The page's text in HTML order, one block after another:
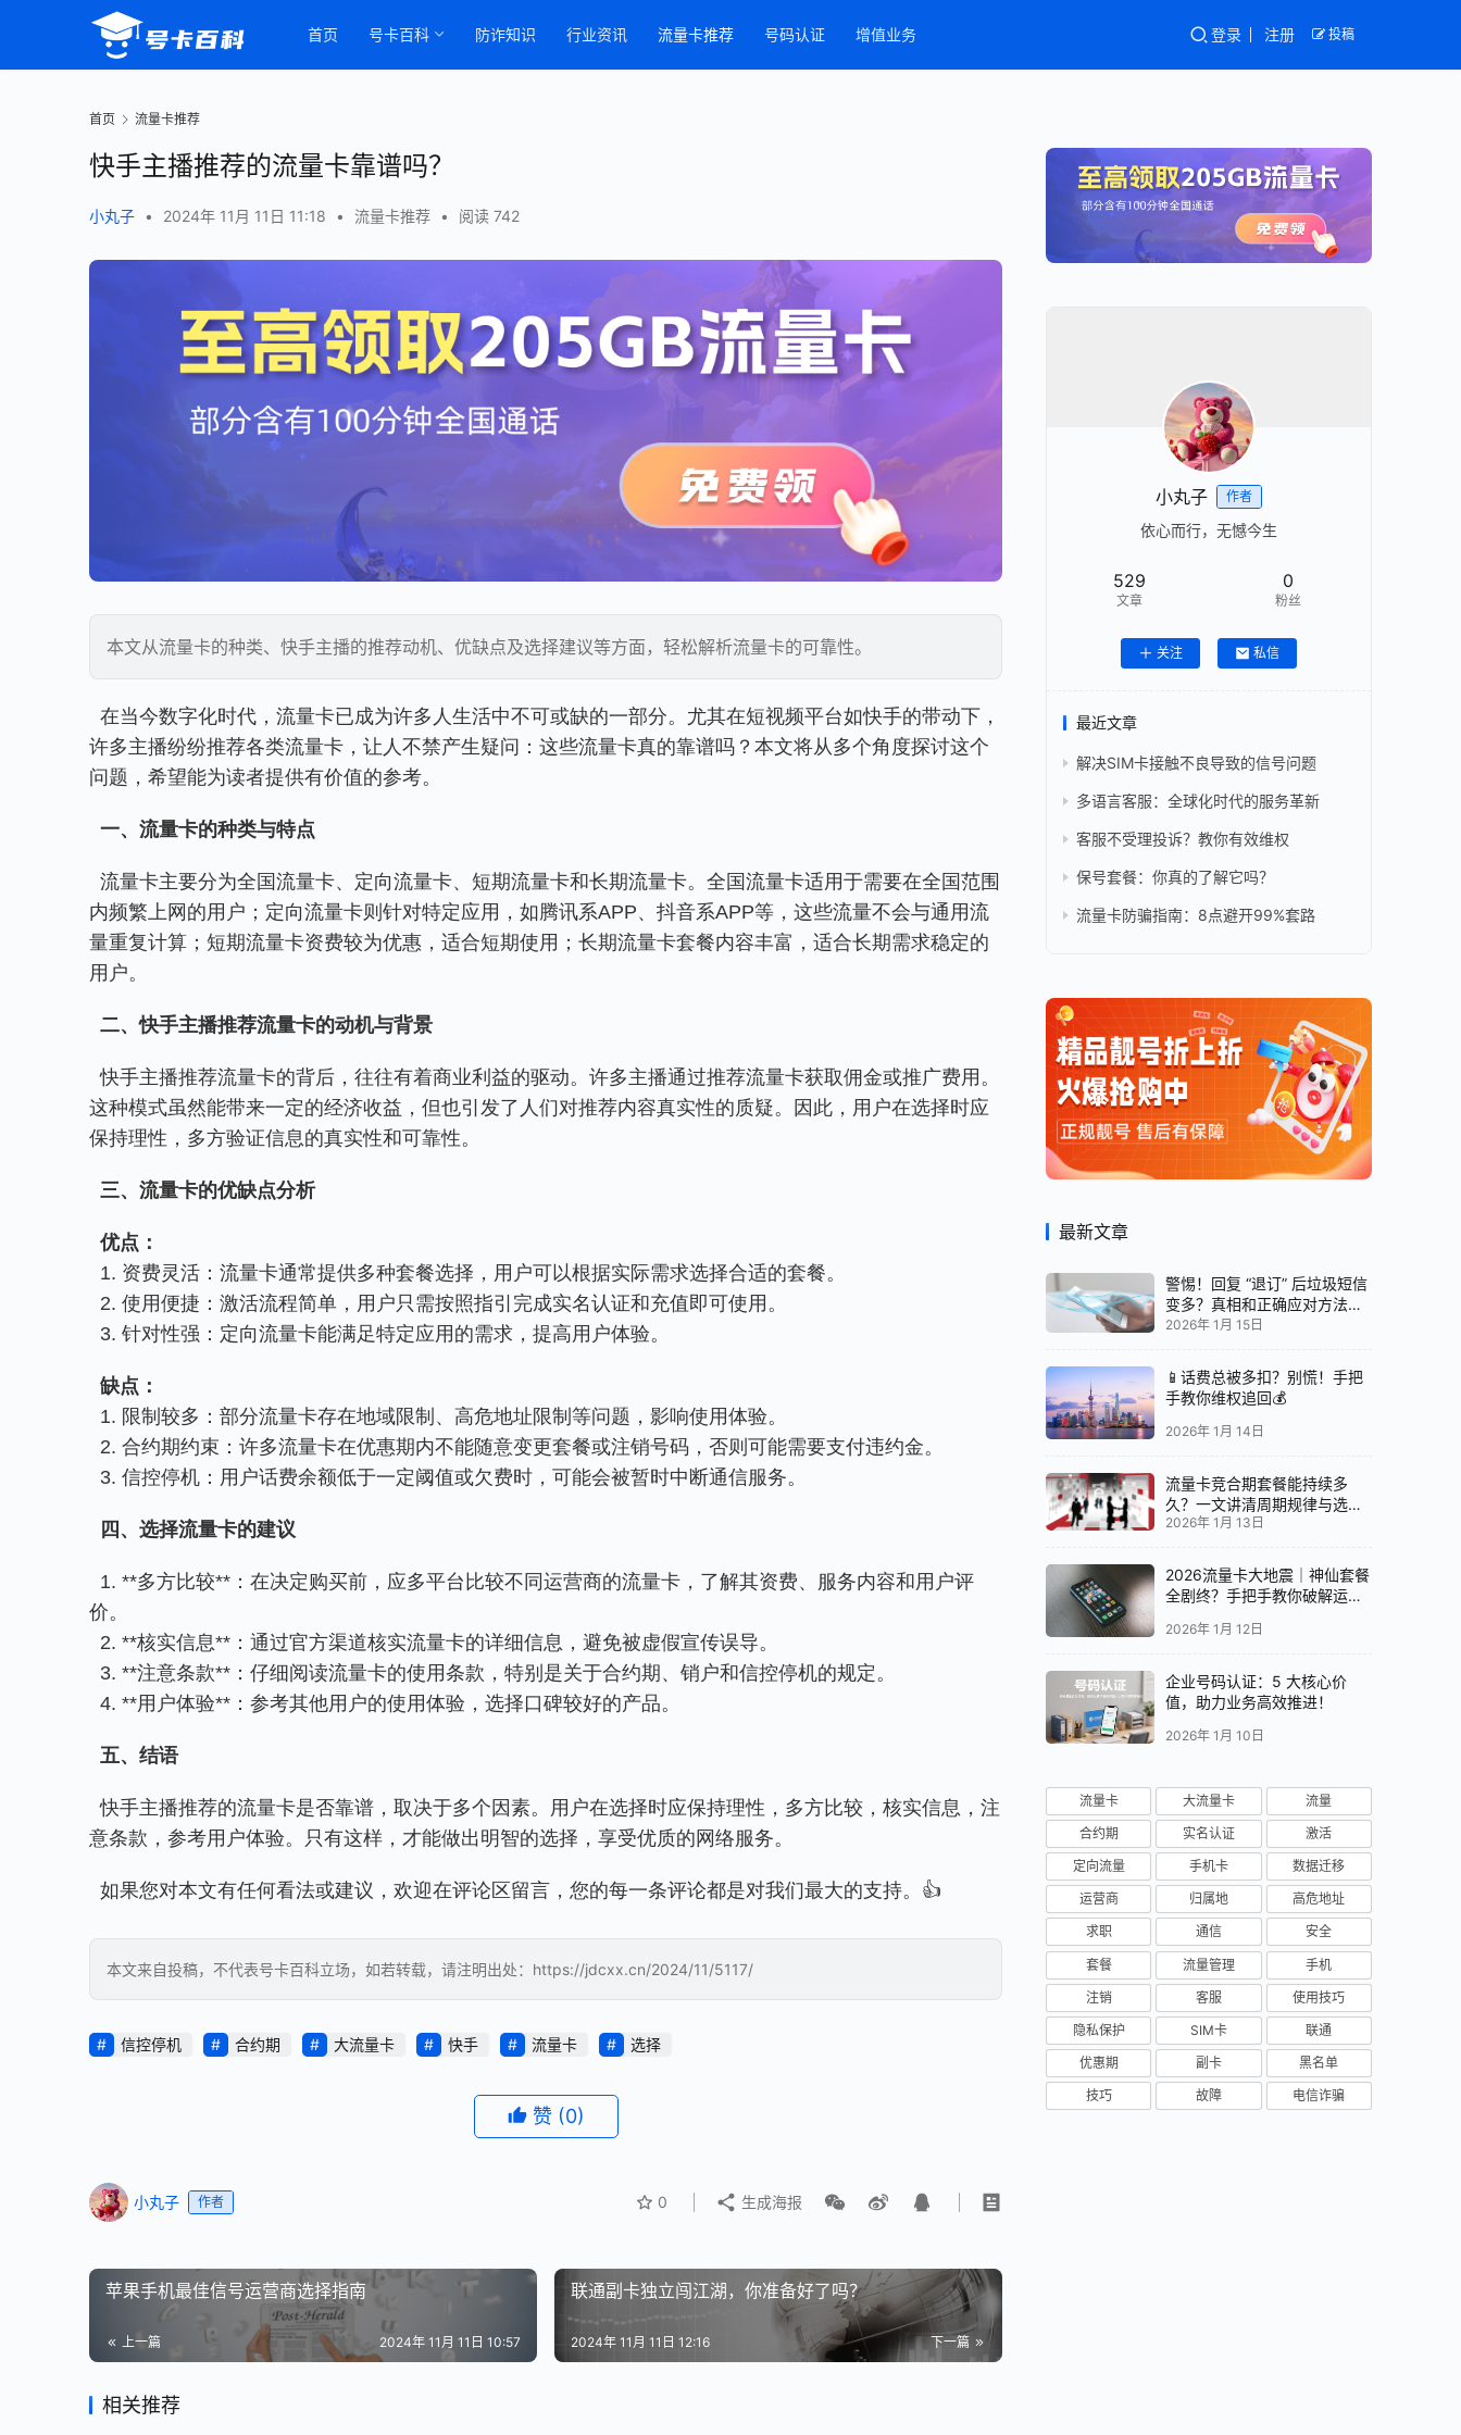
首页 号卡百科 防诈知识 行业资讯 流量卡推荐 号码认证 增值业务 登录 注册 投稿
首页 流量卡推荐
快手主播推荐的流量卡靠谱吗？
小丸子 • 2024年 11月 11日 11:18 • 流量卡推荐 • 阅读 742
本文从流量卡的种类、快手主播的推荐动机、优缺点及选择建议等方面，轻松解析流量卡的可靠性。
许多主播纷纷推荐各类流量卡，让人不禁产生疑问：这些流量卡真的靠谱吗？本文将从多个角度探讨这个
问题，希望能为读者提供有价值的参考。
一、流量卡的种类与特点
内频繁上网的用户；定向流量卡则针对特定应用，如腾讯系APP、抖音系APP等，这些流量不会与通用流
量重复计算；短期流量卡资费较为优惠，适合短期使用；长期流量卡套餐内容丰富，适合长期需求稳定的
用户。
二、快手主播推荐流量卡的动机与背景
  快手主播推荐流量卡的背后，往往有着商业利益的驱动。许多主播通过推荐流量卡获取佣金或推广费用。
这种模式虽然能带来一定的经济收益，但也引发了人们对推荐内容真实性的质疑。因此，用户在选择时应
保持理性，多方验证信息的真实性和可靠性。
三、流量卡的优缺点分析
优点：
  1. 资费灵活：流量卡通常提供多种套餐选择，用户可以根据实际需求选择合适的套餐。
  2. 使用便捷：激活流程简单，用户只需按照指引完成实名认证和充值即可使用。
  3. 针对性强：定向流量卡能满足特定应用的需求，提高用户体验。
缺点：
  1. 限制较多：部分流量卡存在地域限制、高危地址限制等问题，影响使用体验。
  2. 合约期约束：许多流量卡在优惠期内不能随意变更套餐或注销号码，否则可能需要支付违约金。
  3. 信控停机：用户话费余额低于一定阈值或欠费时，可能会被暂时中断通信服务。
四、选择流量卡的建议
价。
  2. **核实信息**：通过官方渠道核实流量卡的详细信息，避免被虚假宣传误导。
  3. **注意条款**：仔细阅读流量卡的使用条款，特别是关于合约期、销户和信控停机的规定。
  4. **用户体验**：参考其他用户的使用体验，选择口碑较好的产品。
五、结语
  快手主播推荐的流量卡是否靠谱，取决于多个因素。用户在选择时应保持理性，多方比较，核实信息，注
意条款，参考用户体验。只有这样，才能做出明智的选择，享受优质的网络服务。
  如果您对本文有任何看法或建议，欢迎在评论区留言，您的每一条评论都是对我们最大的支持。👍
本文来自投稿，不代表号卡百科立场，如若转载，请注明出处：https://jdcxx.cn/2024/11/5117/
信控停机 合约期 大流量卡 快手 流量卡 选择
赞 (0)
小丸子 作者 0 生成海报
苹果手机最佳信号运营商选择指南
上一篇 2024年 11月 11日 10:57
联通副卡独立闯江湖，你准备好了吗？
下一篇
2024年 11月 11日 12:16
相关推荐
小丸子 作者
依心而行，无憾今生
529
文章
0
粉丝
关注 私信
最近文章
解决SIM卡接触不良导致的信号问题
多语言客服：全球化时代的服务革新
客服不受理投诉？教你有效维权
保号套餐：你真的了解它吗？
流量卡防骗指南：8点避开99%套路
最新文章
警惕！回复 “退订” 后垃圾短信
变多？真相和正确应对方法都
在这
2026年 1月 15日
📱话费总被多扣？别慌！手把
手教你维权追回💰
2026年 1月 14日
流量卡竞合期套餐能持续多
久？一文讲清周期规律与选卡
时机
2026年 1月 13日
2026流量卡大地震｜神仙套餐
全剧终？手把手教你破解运营
2026年 1月 12日
企业号码认证：5 大核心价
值，助力业务高效推进！
2026年 1月 10日
流量卡 大流量卡 流量
合约期 实名认证 激活
定向流量 手机卡 数据迁移
运营商 归属地 高危地址
求职 通信 安全
套餐 流量管理 手机
注销 客服 使用技巧
隐私保护 SIM卡 联通
优惠期 副卡 黑名单
技巧 故障 电信诈骗